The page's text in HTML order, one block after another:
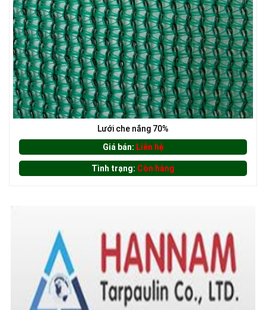
Lưới che nắng 70%
Giá bán: Liên hệ
Tình trạng: Còn hàng